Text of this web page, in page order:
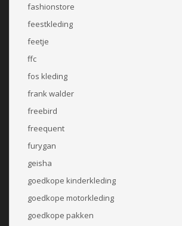
fashionstore
feestkleding
feetje
ffc
fos kleding
frank walder
freebird
freequent
furygan
geisha
goedkope kinderkleding
goedkope motorkleding
goedkope pakken